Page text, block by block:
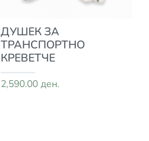
ДУШЕК ЗА
ТРАНСПОРТНО
КРЕВЕТЧЕ
2,590.00 ден.